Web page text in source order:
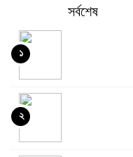
সর্বশেষ
১
২